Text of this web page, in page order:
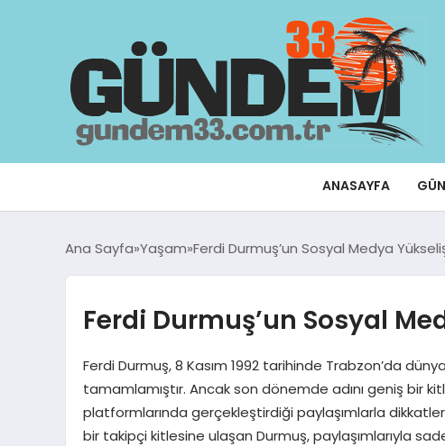
ANASAYFA
Ana Sayfa Yaşam Ferdi Durmuş’un Sosyal Medya
Ferdi Durmuş’un Sosyal
Ferdi Durmuş, 8 Kasım 1992 tarihinde Trabzon’da
tamamlamıştır. Ancak son dönemde adını geniş bir
platformlarında gerçekleştirdiği paylaşımlarla
bir takipçi kitlesine ulaşan Durmuş, paylaşımlarıyla